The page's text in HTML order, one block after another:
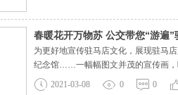
春暖花开万物苏 公交带您“游遍”
为更好地宣传驻马店文化，展现驻马
纪念馆……一幅幅图文并茂的宣传画，
晕车贴、呕吐袋、纸巾、湿巾等便民
咨询驻马店的旅游景点。借着公
2021-03-08 0 0